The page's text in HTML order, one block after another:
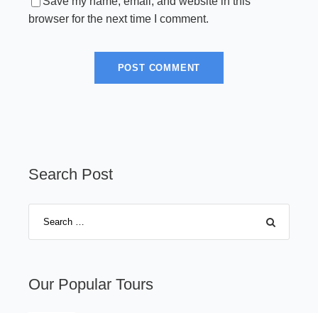
browser for the next time I comment.
Search Post
Our Popular Tours